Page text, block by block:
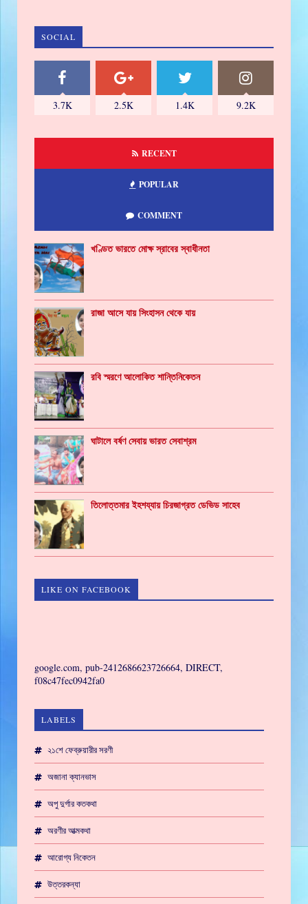
SOCIAL
3.7K 2.5K 1.4K 9.2K
RECENT
POPULAR
COMMENT
খণ্ডিত ভারতে মোক্ষ স্রাবের স্বাধীনতা
রাজা আসে যায় সিংহাসন থেকে যায়
রবি স্মরণে আলোকিত শান্তিনিকেতন
ঘাটালে বর্ষণ সেবায় ভারত সেবাশ্রম
তিলোত্তমার ইহশয্যায় চিরজাগ্রত ডেভিড সাহেব
LIKE ON FACEBOOK
google.com, pub-2412686623726664, DIRECT,
f08c47fec0942fa0
LABELS
২১শে ফেব্রুয়ারীর সরণী
অজানা ক্যানভাস
অপু দুর্গার কতকথা
অরণীর আত্মকথা
আরোগ্য নিকেতন
উত্তরকন্যা